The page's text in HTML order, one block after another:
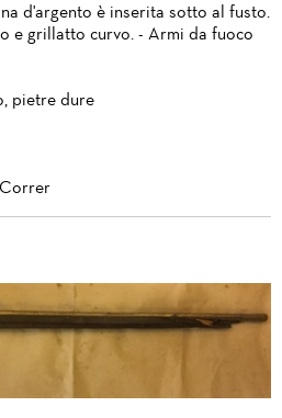
d'argento è inserita sotto al fusto.
e grillatto curvo. - Armi da fuoco
pietre dure
Correr